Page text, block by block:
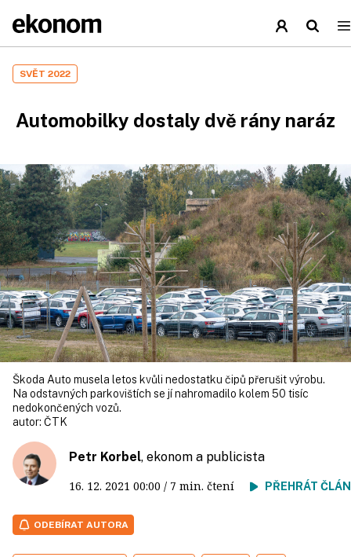
SVĚT 2022
Automobilky dostaly dvě rány naráz
Škoda Auto musela letos kvůli nedostatku čipů přerušit výrobu.
Na odstavných parko­vištích se jí nahro­madilo kolem 50 tisíc
nedokončených vozů.
autor: ČTK
Petr Korbel, ekonom a publicista
16. 12. 2021 00:00 / 7 min. čtení PŘEHRÁT
ODEBÍRAT AUTORA